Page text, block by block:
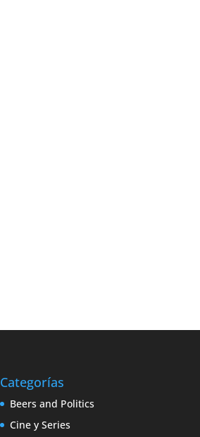
Categorías
Beers and Politics
Cine y Series